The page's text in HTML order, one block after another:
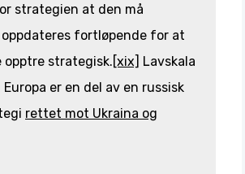
strategien at den må
oppdateres fortløpende for at
opptre strategisk.[xix] Lavskala
er en del av en russisk
rettet mot Ukraina og